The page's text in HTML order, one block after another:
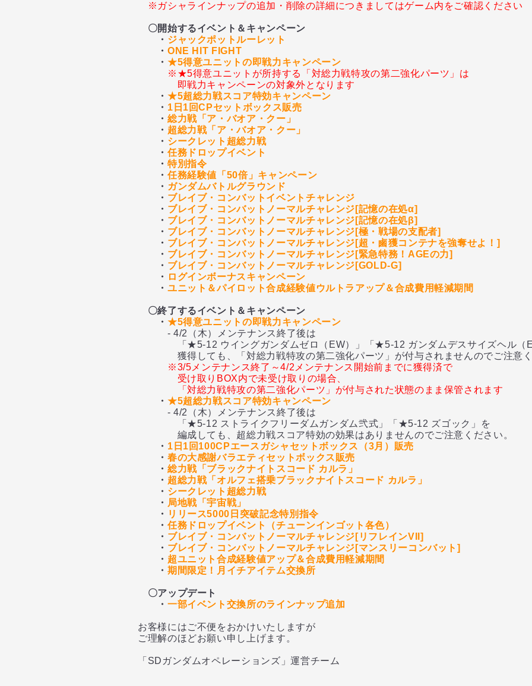
※ガシャラインナップの追加・削除の詳細につきましてはゲーム内をご確認ください
〇開始するイベント＆キャンペーン
・ ジャックポットルーレット
・ ONE HIT FIGHT
・ ★5得意ユニットの即戦力キャンペーン
※★5得意ユニットが所持する「対総力戦特攻の第二強化パーツ」は
即戦力キャンペーンの対象外となります
・ ★5超総力戦スコア特効キャンペーン
・ 1日1回CPセットボックス販売
・ 総力戦「ア・バオア・クー」
・ 超総力戦「ア・バオア・クー」
・ シークレット超総力戦
・ 任務ドロップイベント
・ 特別指令
・ 任務経験値「50倍」キャンペーン
・ ガンダムバトルグラウンド
・ ブレイブ・コンバットイベントチャレンジ
・ ブレイブ・コンバットノーマルチャレンジ[記憶の在処α]
・ ブレイブ・コンバットノーマルチャレンジ[記憶の在処β]
・ ブレイブ・コンバットノーマルチャレンジ[極・戦場の支配者]
・ ブレイブ・コンバットノーマルチャレンジ[超・鹵獲コンテナを強奪せよ！]
・ ブレイブ・コンバットノーマルチャレンジ[緊急特務！AGEの力]
・ ブレイブ・コンバットノーマルチャレンジ[GOLD-G]
・ ログインボーナスキャンペーン
・ ユニット＆パイロット合成経験値ウルトラアップ＆合成費用軽減期間
〇終了するイベント＆キャンペーン
・ ★5得意ユニットの即戦力キャンペーン
- 4/2（木）メンテナンス終了後は
「★5-12 ウイングガンダムゼロ（EW）」「★5-12 ガンダムデスサイズヘル（
獲得しても、「対総力戦特攻の第二強化パーツ」が付与されませんのでご注意く
※3/5メンテナンス終了～4/2メンテナンス開始前までに獲得済で
受け取りBOX内で未受け取りの場合、
「対総力戦特攻の第二強化パーツ」が付与された状態のまま保管されます
・ ★5超総力戦スコア特効キャンペーン
- 4/2（木）メンテナンス終了後は
「★5-12 ストライクフリーダムガンダム弐式」「★5-12 ズゴック」を
編成しても、超総力戦スコア特効の効果はありませんのでご注意ください。
・ 1日1回100CPエースガシャセットボックス（3月）販売
・ 春の大感謝バラエティセットボックス販売
・ 総力戦「ブラックナイトスコード カルラ」
・ 超総力戦「オルフェ搭乗ブラックナイトスコード カルラ」
・ シークレット超総力戦
・ 局地戦「宇宙戦」
・ リリース5000日突破記念特別指令
・ 任務ドロップイベント（チューンインゴット各色）
・ ブレイブ・コンバットノーマルチャレンジ[リフレインVII]
・ ブレイブ・コンバットノーマルチャレンジ[マンスリーコンバット]
・ 超ユニット合成経験値アップ＆合成費用軽減期間
・ 期間限定！月イチアイテム交換所
〇アップデート
・ 一部イベント交換所のラインナップ追加
お客様にはご不便をおかけいたしますが
ご理解のほどお願い申し上げます。
「SDガンダムオペレーションズ」運営チーム